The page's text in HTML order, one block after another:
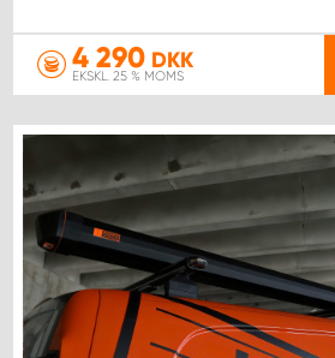
4 290DKK
EKSKL. 25 % MOMS